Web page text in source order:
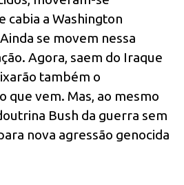
cabia a Washington
se movem nessa
Agora, saem do Iraque
também o
que vem. Mas, ao mesmo
Bush da guerra sem
nova agressão genocida